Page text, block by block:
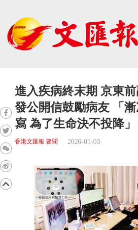
進入疾病終末期 京東
發公開信鼓勵病友 「
寫 為了生命決不投降」
香港文匯報 要聞 2026-01-03